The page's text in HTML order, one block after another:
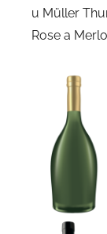
u Müller
Rose a